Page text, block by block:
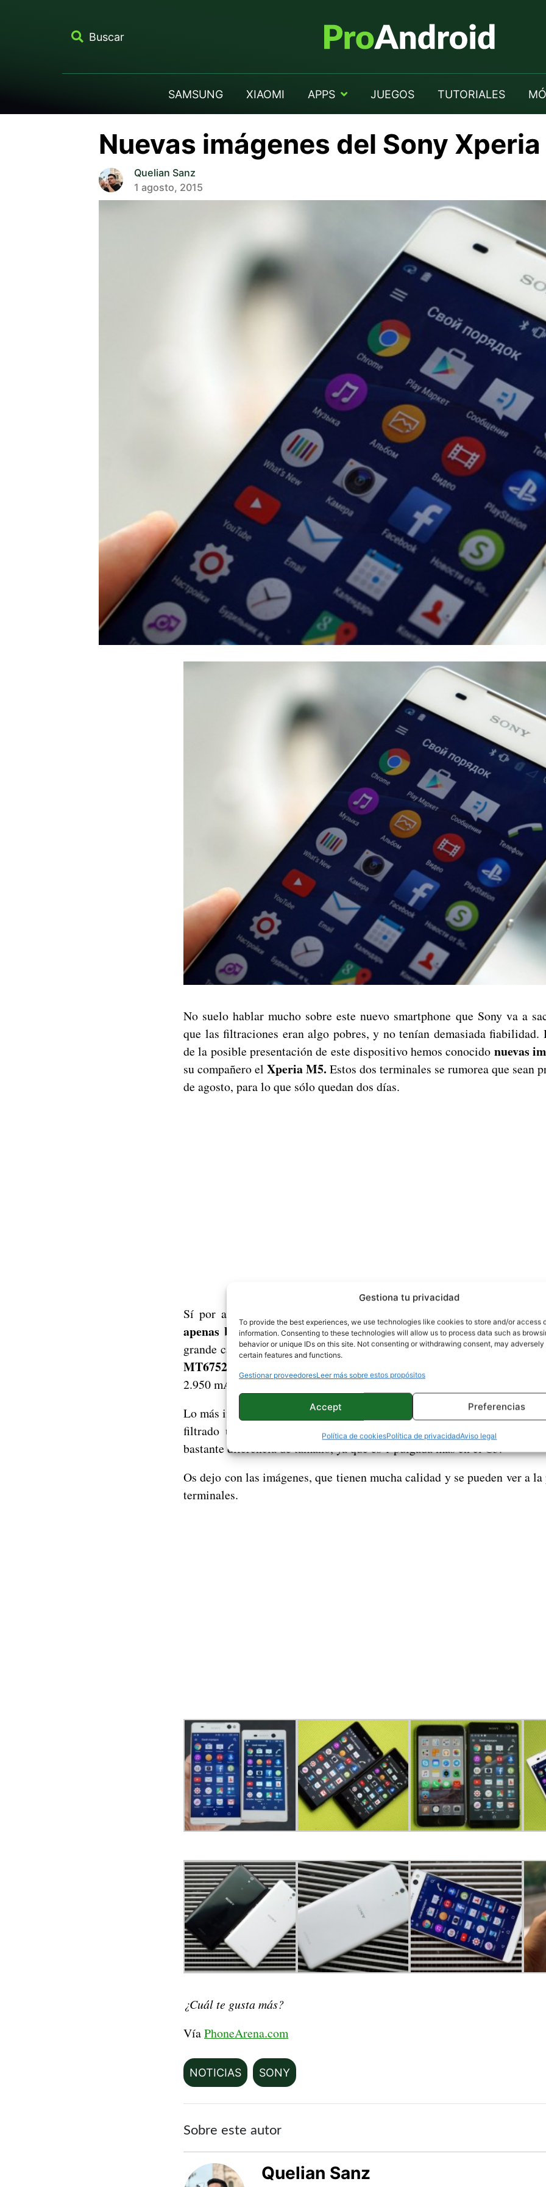
Gestiona tu privacidad
To provide the best experiences, we use technologies like cookies to store and/or access
information. Consenting to these technologies will allow us to process data such as
behavior or unique IDs on this site. Not consenting or withdrawing consent, may
certain features and functions.
Gestionar proveedoresLeer más sobre estos propósitos
Accept Preferencias
Política de cookiesPolítica de privacidadAviso legal
Buscar
SAMSUNG XIAOMI APPS JUEGOS TUTORIALES
Nuevas imágenes del Sony
Quelian Sanz
1 agosto, 2015
No suelo hablar mucho sobre este nuevo smartphone que Sony va a
que las filtraciones eran algo pobres, y no tenían demasiada fiabilidad.
de la posible presentación de este dispositivo hemos conocido nuevas
su compañero el Xperia M5. Estos dos terminales se rumorea que sean
de agosto, para lo que sólo quedan dos días.
Sí por algo se caracteriza este Xperia C5 Ultra, es por su pantalla de
apenas biseles,por su cámara delantera de 13 megapíxeles o por su
grande casi como la cámara. se espera que el teléfono venga con un
MT6752
2.950 mAh y un almacenamiento de 16 GB.
Lo más interesante de este smartphone es su diseño, y por esto, hoy una
filtrado unas imágenes
comparándolo con el Xperia M5. Como
bastante diferencia de tamaño, ya que es 1 pulgada más en el C5.
Os dejo con las imágenes, que tienen mucha calidad y se pueden ver a
terminales.
¿Cuál te gusta más?
VíaPhoneArena.com
NOTICIAS SONY
Sobre este autor
Quelian Sanz